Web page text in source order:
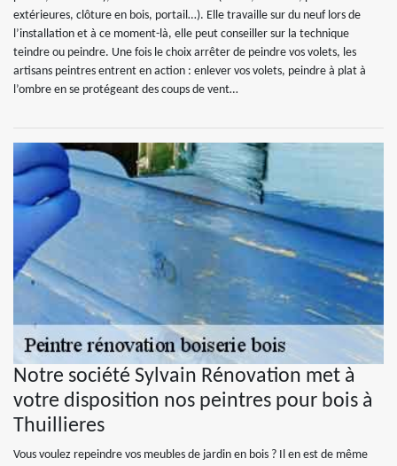
extérieures, clôture en bois, portail…). Elle travaille sur du neuf lors de
l’installation et à ce moment-là, elle peut conseiller sur la technique
teindre ou peindre. Une fois le choix arrêter de peindre vos volets, les
artisans peintres entrent en action : enlever vos volets, peindre à plat à
l’ombre en se protégeant des coups de vent…
Notre société Sylvain Rénovation met à
votre disposition nos peintres pour bois à
Thuillieres
Vous voulez repeindre vos meubles de jardin en bois ? Il en est de même